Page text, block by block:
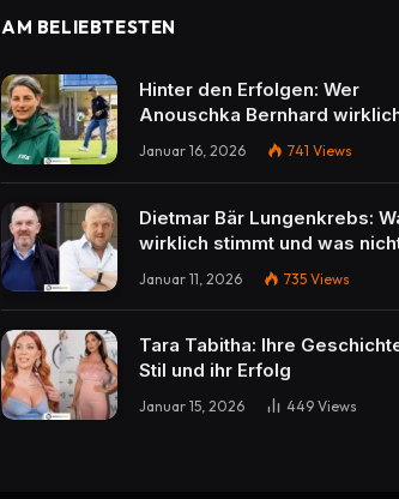
AM BELIEBTESTEN
Hinter den Erfolgen: Wer
Anouschka Bernhard
Januar 16, 2026 741 Views
Dietmar Bär Lungenkrebs:
wirklich stimmt und was
Januar 11, 2026 735 Views
Tara Tabitha: Ihre
Stil und ihr Erfolg
Januar 15, 2026 449 Views